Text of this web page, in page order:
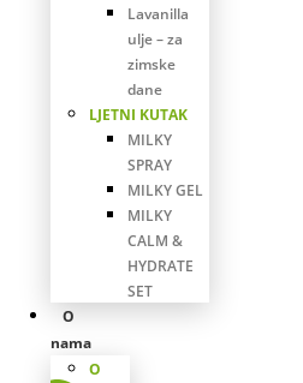
Lavanilla
ulje – za
zimske
dane
LJETNI KUTAK
MILKY
SPRAY
MILKY GEL
MILKY
CALM &
HYDRATE
SET
O
nama
O